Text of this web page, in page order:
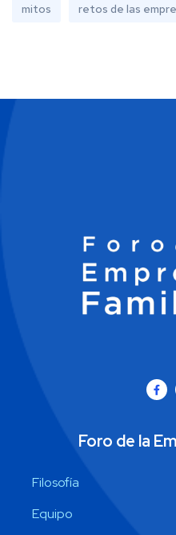
mitos retos de las
Foro de la
Filosofía
Equipo